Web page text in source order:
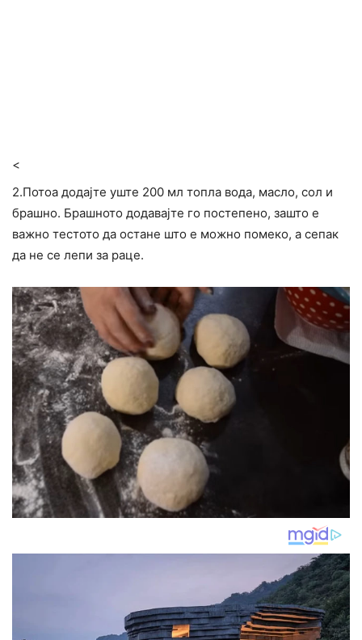
<
2.Потоа додајте уште 200 мл топла вода, масло, сол и
брашно. Брашното додавајте го постепено, зашто е
важно тестото да остане што е можно помеко, а сепак
да не се лепи за раце.